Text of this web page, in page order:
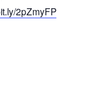
2pZmyFP